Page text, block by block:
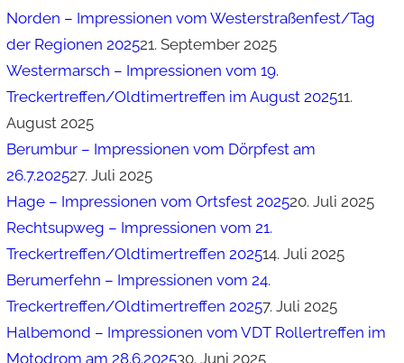
Norden – Impressionen vom Westerstraßenfest/Tag
der Regionen 202521. September 2025
Westermarsch – Impressionen vom 19.
Treckertreffen/Oldtimertreffen im August 202511.
August 2025
Berumbur – Impressionen vom Dörpfest am
26.7.202527. Juli 2025
Hage – Impressionen vom Ortsfest 202520. Juli 2025
Rechtsupweg – Impressionen vom 21.
Treckertreffen/Oldtimertreffen 202514. Juli 2025
Berumerfehn – Impressionen vom 24.
Treckertreffen/Oldtimertreffen 20257. Juli 2025
Halbemond – Impressionen vom VDT Rollertreffen im
Motodrom am 28.6.202530. Juni 2025